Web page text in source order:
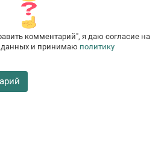
комментарий", я даю согласие на
данных и принимаю политику